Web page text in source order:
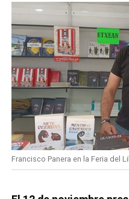
Francisco Panera en la Feria del